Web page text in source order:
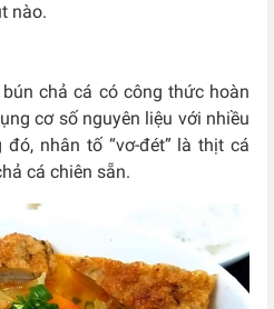
nào.
chả cá có công thức hoàn
cơ số nguyên liệu với nhiều
nhân tố “vơ-đét” là thịt cá
cá chiên sẵn.